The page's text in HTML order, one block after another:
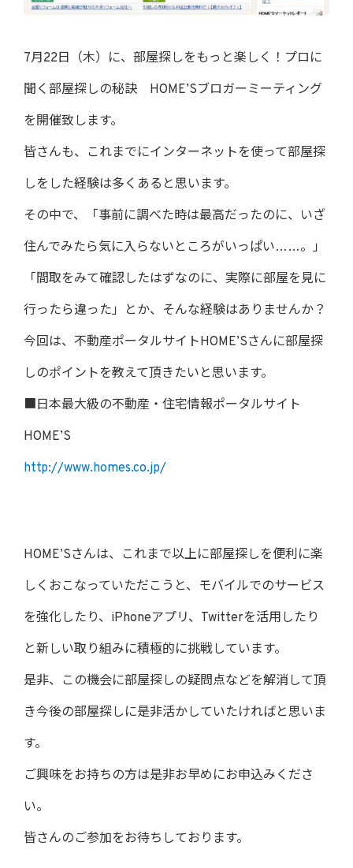
7月22日（木）に、部屋探しをもっと楽しく！プロに
聞く部屋探しの秘訣 HOME’Sブロガーミーティング
を開催致します。
皆さんも、これまでにインターネットを使って部屋探
しをした経験は多くあると思います。
その中で、「事前に調べた時は最高だったのに、いざ
住んでみたら気に入らないところがいっぱい……。」
「間取をみて確認したはずなのに、実際に部屋を見に
行ったら違った」とか、そんな経験はありませんか？
今回は、不動産ポータルサイトHOME’Sさんに部屋探
しのポイントを教えて頂きたいと思います。
■日本最大級の不動産・住宅情報ポータルサイト
HOME’S
http://www.homes.co.jp/
HOME’Sさんは、これまで以上に部屋探しを便利に楽
しくおこなっていただこうと、モバイルでのサービス
を強化したり、iPhoneアプリ、Twitterを活用したり
と新しい取り組みに積極的に挑戦しています。
是非、この機会に部屋探しの疑問点などを解消して頂
き今後の部屋探しに是非活かしていたければと思いま
す。
ご興味をお持ちの方は是非お早めにお申込みくださ
い。
皆さんのご参加をお待ちしております。